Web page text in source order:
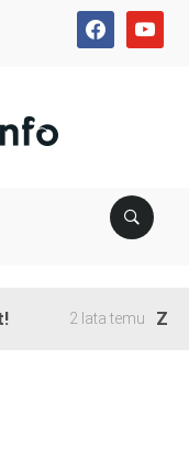
facebookyoutube
2 lata temu